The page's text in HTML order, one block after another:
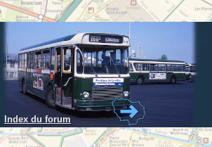
Index du forum